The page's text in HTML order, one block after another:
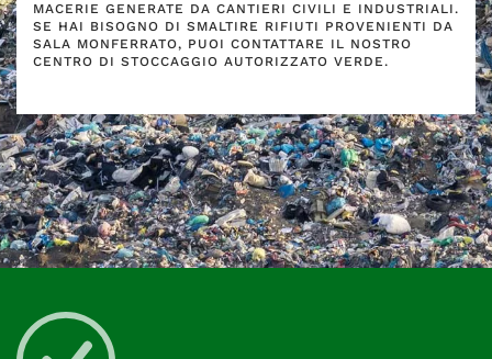
MACERIE GENERATE DA CANTIERI CIVILI E INDUSTRIALI.
SE HAI BISOGNO DI SMALTIRE RIFIUTI PROVENIENTI DA
SALA MONFERRATO, PUOI CONTATTARE IL NOSTRO
CENTRO DI STOCCAGGIO AUTORIZZATO VERDE.